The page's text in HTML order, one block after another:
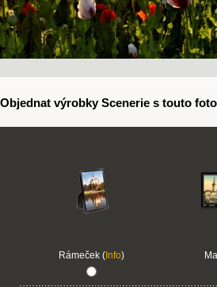
Objednat výrobky Scenerie s touto
Rámeček (Info)